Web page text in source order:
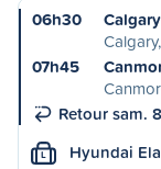
06h30
Calgary
07h45
Retour sam.
L Hyundai